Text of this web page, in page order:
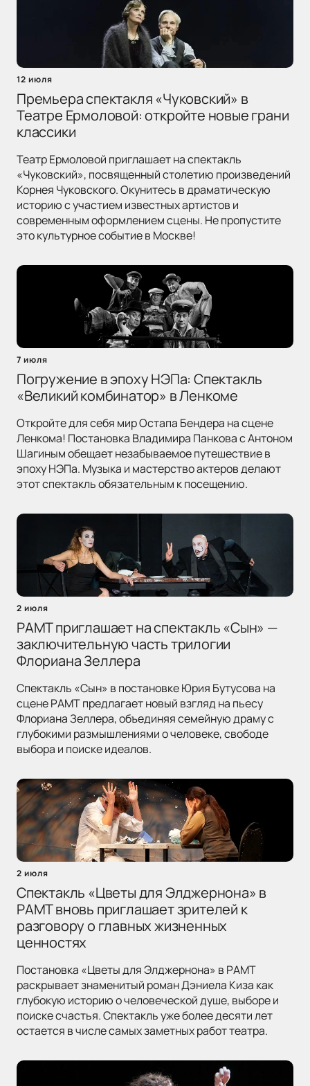
12 июля
Премьера спектакля «Чуковский» в
Театре Ермоловой: откройте новые грани
классики
Театр Ермоловой приглашает на спектакль
«Чуковский», посвященный столетию произведений
Корнея Чуковского. Окунитесь в драматическую
историю с участием известных артистов и
современным оформлением сцены. Не пропустите
это культурное событие в Москве!
7 июля
Погружение в эпоху НЭПа: Спектакль
«Великий комбинатор» в Ленкоме
Откройте для себя мир Остапа Бендера на сцене
Ленкома! Постановка Владимира Панкова с Антоном
Шагиным обещает незабываемое путешествие в
эпоху НЭПа. Музыка и мастерство актеров делают
этот спектакль обязательным к посещению.
2 июля
РАМТ приглашает на спектакль «Сын» —
заключительную часть трилогии
Флориана Зеллера
Спектакль «Сын» в постановке Юрия Бутусова на
сцене РАМТ предлагает новый взгляд на пьесу
Флориана Зеллера, объединяя семейную драму с
глубокими размышлениями о человеке, свободе
выбора и поиске идеалов.
2 июля
Спектакль «Цветы для Элджернона» в
РАМТ вновь приглашает зрителей к
разговору о главных жизненных
ценностях
Постановка «Цветы для Элджернона» в РАМТ
раскрывает знаменитый роман Дэниела Киза как
глубокую историю о человеческой душе, выборе и
поиске счастья. Спектакль уже более десяти лет
остается в числе самых заметных работ театра.